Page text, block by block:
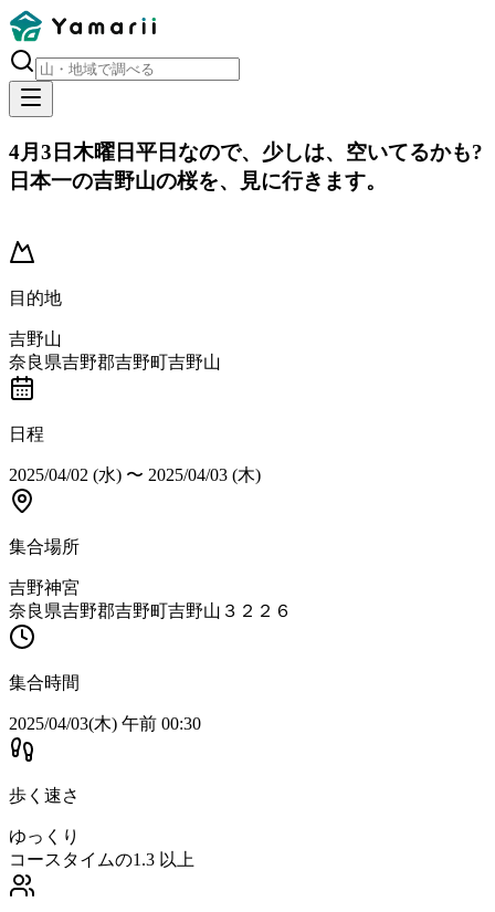
4月3日木曜日平日なので、少しは、空いてるかも?
日本一の吉野山の桜を、見に行きます。
目的地
吉野山
奈良県吉野郡吉野町吉野山
日程
2025/04/02 (水) 〜 2025/04/03 (木)
集合場所
吉野神宮
奈良県吉野郡吉野町吉野山３２２６
集合時間
2025/04/03(木) 午前 00:30
歩く速さ
ゆっくり
コースタイムの1.3 以上